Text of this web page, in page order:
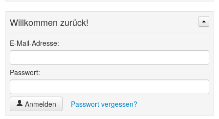
Willkommen zurück!
E-Mail-Adresse:
Passwort:
Anmelden Passwort vergessen?